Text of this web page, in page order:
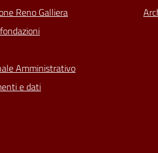
Reno Galliera
Amministrativo
e dati